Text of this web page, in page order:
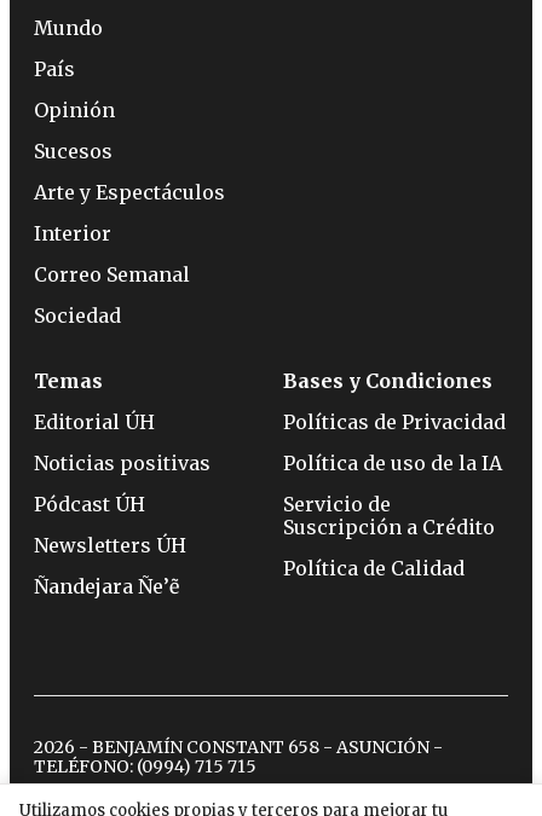
Utilizamos cookies propias y terceros para mejorar tu
Mundo
País
Opinión
Sucesos
Arte y Espectáculos
Interior
Correo Semanal
Sociedad
Temas
Editorial ÚH
Noticias positivas
Pódcast ÚH
Newsletters ÚH
Ñandejara Ñe’ẽ
Bases y Condiciones
Políticas de Privacidad
Política de uso de la IA
Servicio de
Suscripción a Crédito
Política de Calidad
2026 - BENJAMÍN CONSTANT 658 - ASUNCIÓN -
TELÉFONO: (0994) 715 715